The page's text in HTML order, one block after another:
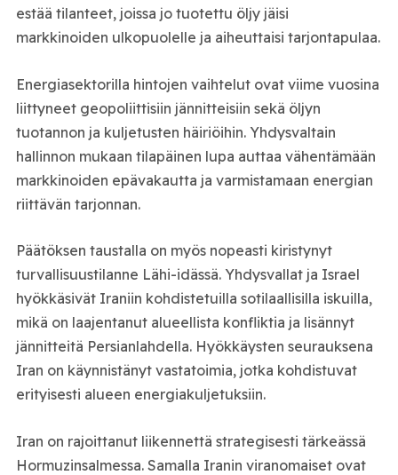
estää tilanteet, joissa jo tuotettu öljy jäisi
markkinoiden ulkopuolelle ja aiheuttaisi tarjontapulaa.
Energiasektorilla hintojen vaihtelut ovat viime vuosina
liittyneet geopoliittisiin jännitteisiin sekä öljyn
tuotannon ja kuljetusten häiriöihin. Yhdysvaltain
hallinnon mukaan tilapäinen lupa auttaa vähentämään
markkinoiden epävakautta ja varmistamaan energian
riittävän tarjonnan.
Päätöksen taustalla on myös nopeasti kiristynyt
turvallisuustilanne Lähi-idässä. Yhdysvallat ja Israel
hyökkäsivät Iraniin kohdistetuilla sotilaallisilla iskuilla,
mikä on laajentanut alueellista konfliktia ja lisännyt
jännitteitä Persianlahdella. Hyökkäysten seurauksena
Iran on käynnistänyt vastatoimia, jotka kohdistuvat
erityisesti alueen energiakuljetuksiin.
Iran on rajoittanut liikennettä strategisesti tärkeässä
Hormuzinsalmessa. Samalla Iranin viranomaiset ovat